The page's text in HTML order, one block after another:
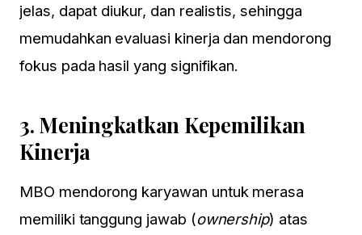
jelas, dapat diukur, dan realistis, sehingga
memudahkan evaluasi kinerja dan mendorong
fokus pada hasil yang signifikan.
3. Meningkatkan Kepemilikan
Kinerja
MBO mendorong karyawan untuk merasa
memiliki tanggung jawab (ownership) atas